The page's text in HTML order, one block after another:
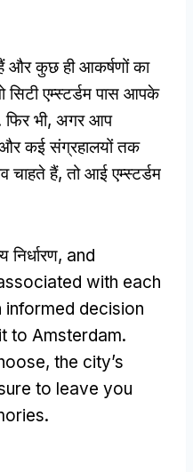
और कुछ ही आकर्षणों का
एम्स्टर्डम पास आपके
फिर भी, अगर आप
और कई संग्रहालयों तक
हैं, तो आई एम्स्टर्डम
and
with each
informed decision
to Amsterdam.
, the city’s
to leave you
.